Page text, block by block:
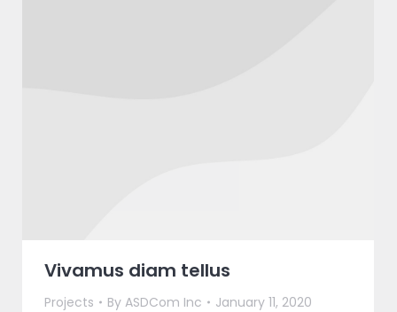
Vivamus diam tellus
Projects By ASDCom Inc January 11, 2020